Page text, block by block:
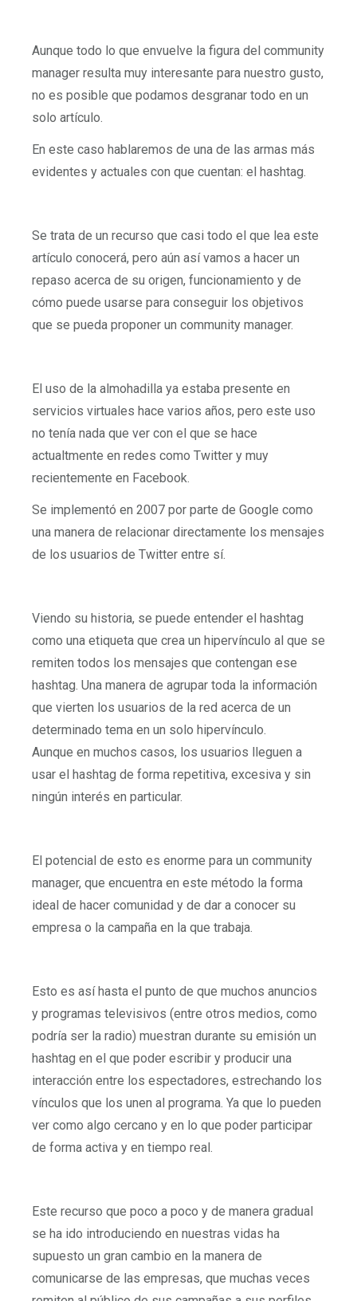
Aunque todo lo que envuelve la figura del community
manager resulta muy interesante para nuestro gusto,
no es posible que podamos desgranar todo en un
solo artículo.
En este caso hablaremos de una de las armas más
evidentes y actuales con que cuentan: el hashtag.
Se trata de un recurso que casi todo el que lea este
artículo conocerá, pero aún así vamos a hacer un
repaso acerca de su origen, funcionamiento y de
cómo puede usarse para conseguir los objetivos
que se pueda proponer un community manager.
El uso de la almohadilla ya estaba presente en
servicios virtuales hace varios años, pero este uso
no tenía nada que ver con el que se hace
actualtmente en redes como Twitter y muy
recientemente en Facebook.
Se implementó en 2007 por parte de Google como
una manera de relacionar directamente los mensajes
de los usuarios de Twitter entre sí.
Viendo su historia, se puede entender el hashtag
como una etiqueta que crea un hipervínculo al que se
remiten todos los mensajes que contengan ese
hashtag. Una manera de agrupar toda la información
que vierten los usuarios de la red acerca de un
determinado tema en un solo hipervínculo.
Aunque en muchos casos, los usuarios lleguen a
usar el hashtag de forma repetitiva, excesiva y sin
ningún interés en particular.
El potencial de esto es enorme para un community
manager, que encuentra en este método la forma
ideal de hacer comunidad y de dar a conocer su
empresa o la campaña en la que trabaja.
Esto es así hasta el punto de que muchos anuncios
y programas televisivos (entre otros medios, como
podría ser la radio) muestran durante su emisión un
hashtag en el que poder escribir y producir una
interacción entre los espectadores, estrechando los
vínculos que los unen al programa. Ya que lo pueden
ver como algo cercano y en lo que poder participar
de forma activa y en tiempo real.
Este recurso que poco a poco y de manera gradual
se ha ido introduciendo en nuestras vidas ha
supuesto un gran cambio en la manera de
comunicarse de las empresas, que muchas veces